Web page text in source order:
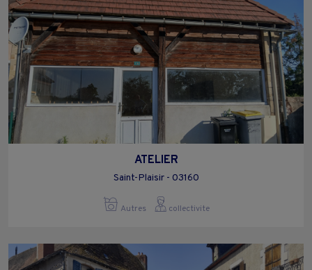
ATELIER
Saint-Plaisir - 03160
Autres collectivite